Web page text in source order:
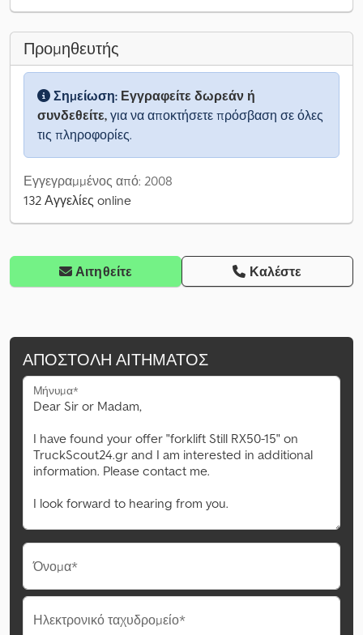
Προμηθευτής
Σημείωση: Εγγραφείτε δωρεάν ή
συνδεθείτε, για να αποκτήσετε πρόσβαση σε όλες
τις πληροφορίες.
Εγγεγραμμένος από: 2008
132 Αγγελίες online
Αιτηθείτε Καλέστε
ΑΠΟΣΤΟΛΉ ΑΙΤΉΜΑΤΟΣ
Μήνυμα*
Όνομα*
Ηλεκτρονικό ταχυδρομείο*